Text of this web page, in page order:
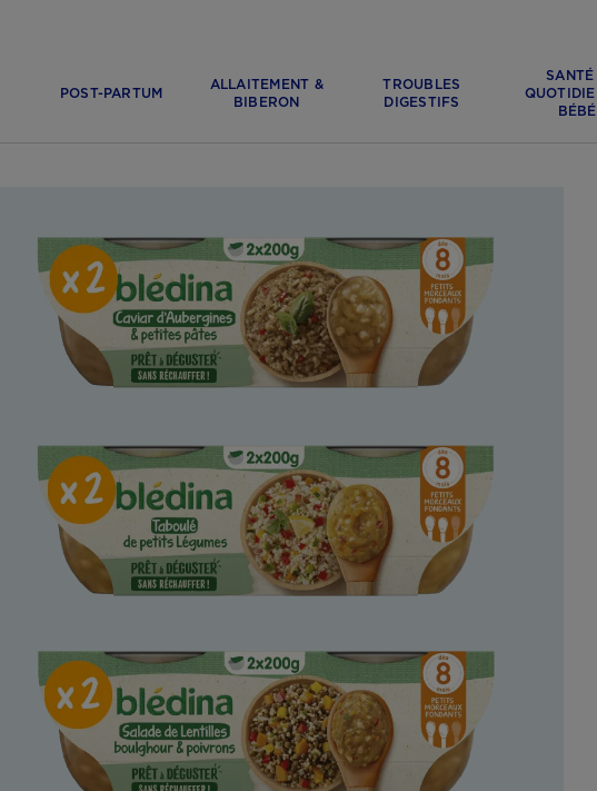
POST-PARTUM
ALLAITEMENT &
BIBERON
TROUBLES
DIGESTIFS
SANTÉ
BÉBÉ